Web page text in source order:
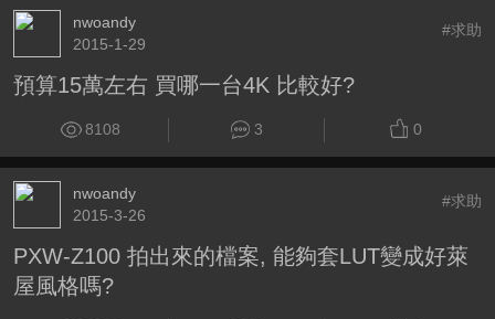
nwoandy
2015-1-29
#求助
預算15萬左右 買哪一台4K 比較好?
8108 3 0
nwoandy
2015-3-26
#求助
PXW-Z100 拍出來的檔案, 能夠套LUT變成好萊
屋風格嗎?